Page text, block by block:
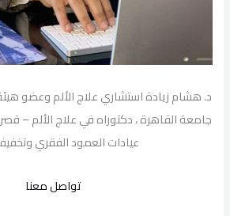
د. هشام زيادة استشاري علاج الألم وعضو
جامعة القاهرة ، دكتوراه في علاج الألم –
عيادات العمود الفقري
تواصل معنا